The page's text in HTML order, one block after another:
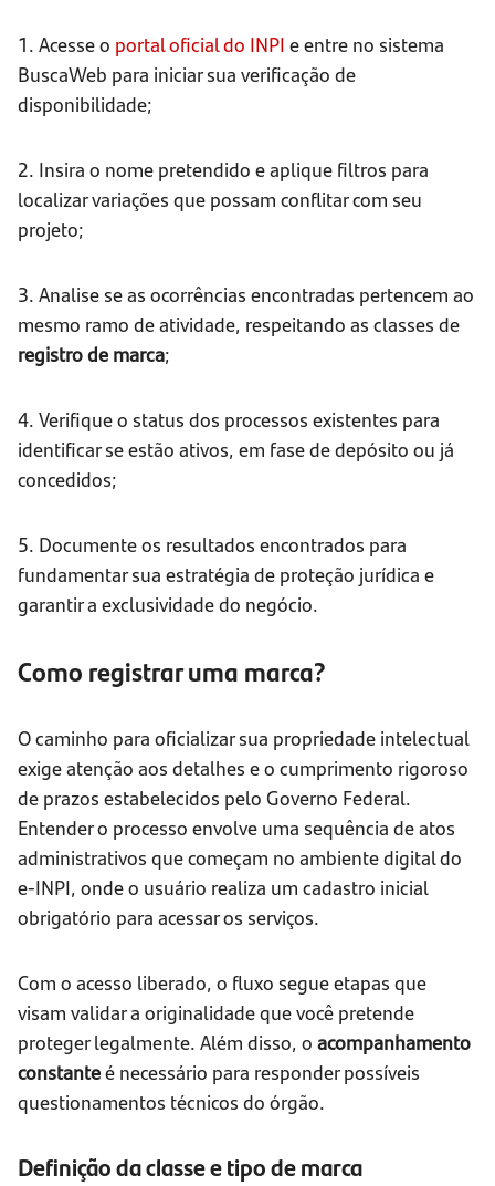
1. Acesse o portal oficial do INPI e entre no sistema
BuscaWeb para iniciar sua verificação de
disponibilidade;
2. Insira o nome pretendido e aplique filtros para
localizar variações que possam conflitar com seu
projeto;
3. Analise se as ocorrências encontradas pertencem ao
mesmo ramo de atividade, respeitando as classes de
registro de marca;
4. Verifique o status dos processos existentes para
identificar se estão ativos, em fase de depósito ou já
concedidos;
5. Documente os resultados encontrados para
fundamentar sua estratégia de proteção jurídica e
garantir a exclusividade do negócio.
Como registrar uma marca?
O caminho para oficializar sua propriedade intelectual
exige atenção aos detalhes e o cumprimento rigoroso
de prazos estabelecidos pelo Governo Federal.
Entender o processo envolve uma sequência de atos
administrativos que começam no ambiente digital do
e-INPI, onde o usuário realiza um cadastro inicial
obrigatório para acessar os serviços.
Com o acesso liberado, o fluxo segue etapas que
visam validar a originalidade que você pretende
proteger legalmente. Além disso, o acompanhamento
constanteé necessário para responder possíveis
questionamentos técnicos do órgão.
Definição da classe e tipo de marca